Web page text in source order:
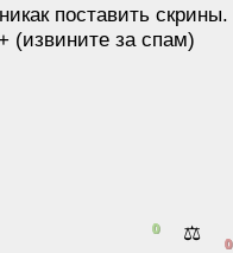
поставить скрины.
(извините за спам)
0 ⚖️ 0